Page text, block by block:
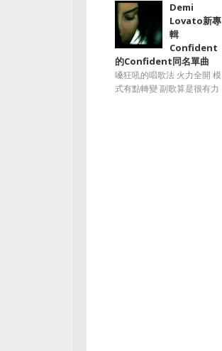
Demi
Lovato新專
輯
Confident
的Confident同名單曲
嗓狂吼的唱歌法 火力全開 模
式有點轉變 副歌算是很有力